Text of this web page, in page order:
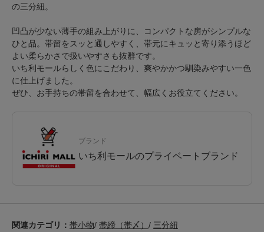
の三分紐。
凹凸が少ない薄手の組み上がりに、コンパクトな房がシンプルな
ひと品。帯留をスッと通しやすく、帯元にキュッと寄り添うほど
よい柔らかさで扱いやすさも抜群です。
いち利モールらしく色にこだわり、爽やかかつ馴染みやすい一色
に仕上げました。
ぜひ、お手持ちの帯留を合わせて、幅広くお役立てください。
ブランド
いち利モールのプライベートブランド
関連カテゴリ： 帯小物/ 帯締（帯〆） / 三分紐